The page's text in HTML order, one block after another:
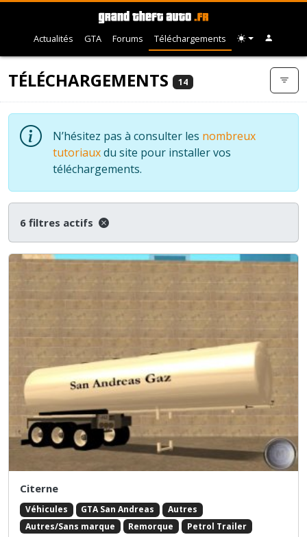
Actualités GTA Forums Téléchargements
TÉLÉCHARGEMENTS 14
N’hésitez pas à consulter les nombreux
tutoriauxdu site pour installer vos
téléchargements.
6 filtres actifs
Citerne
Véhicules GTA San Andreas
Autres
Autres/Sans marque
Remorque Petrol Trailer